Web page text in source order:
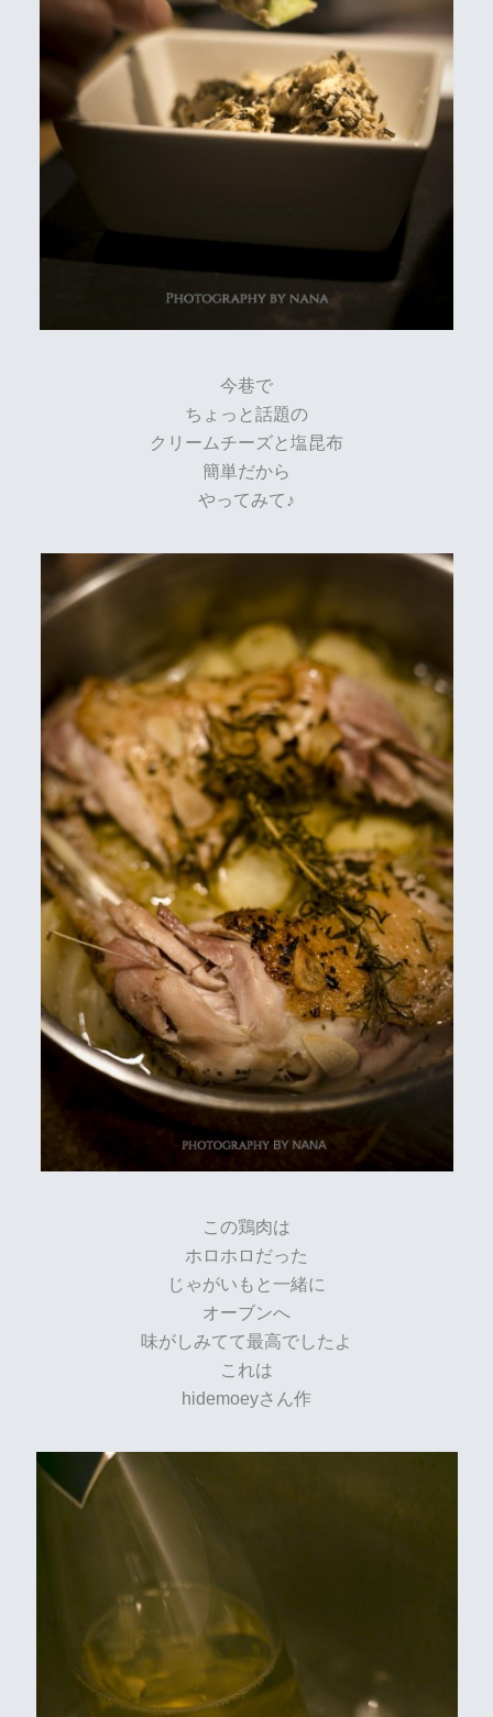
今巷で
ちょっと話題の
クリームチーズと塩昆布
簡単だから
やってみて♪
この鶏肉は
ホロホロだった
じゃがいもと一緒に
オーブンへ
味がしみてて最高でしたよ
これは
hidemoeyさん作